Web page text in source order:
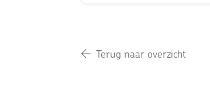
Terug naar overzicht